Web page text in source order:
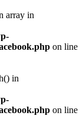
array in
on line
in
on line